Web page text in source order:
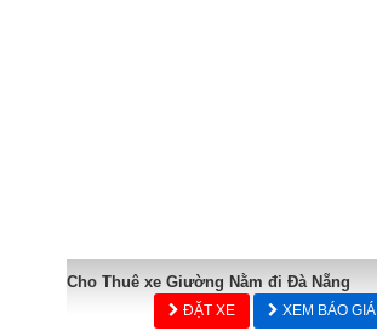
Cho Thuê xe Giường Nằm đi Đà Nẵng
ĐẶT XE XEM BÁO GIÁ